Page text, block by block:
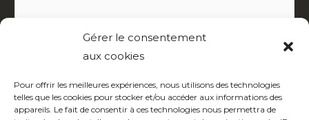
Gérer le consentement
aux cookies
Pour offrir les meilleures expériences, nous utilisons des technologies
telles que les cookies pour stocker et/ou accéder aux informations des
appareils. Le fait de consentir à ces technologies nous permettra de
Contactez-nous !